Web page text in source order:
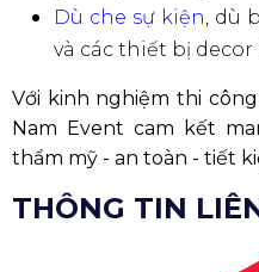
Dù che sự kiện, dù
và các thiết bị decor
Với kinh nghiệm thi
Nam Event cam kết
thẩm mỹ - an toàn - tiết
THÔNG TIN